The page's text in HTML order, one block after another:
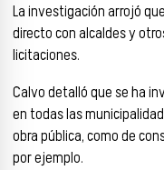
La investigación arrojó
directo con alcaldes y
licitaciones.
Calvo detalló que se ha
en todas las
obra pública, como de
por ejemplo.